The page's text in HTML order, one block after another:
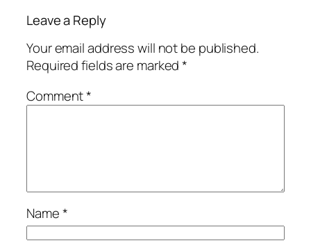
Leave a Reply
Your email address will not be published.
Required fields are marked*
Comment*
Name*